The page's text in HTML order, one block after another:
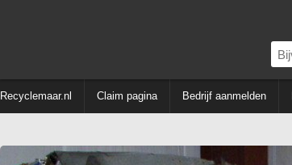
Recyclemaar.nl Claim pagina Bedrijf aanmelden